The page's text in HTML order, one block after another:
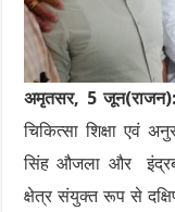
अमृतसर, 5 जून(राजन):
चिकित्सा शिक्षा एवं
सिंह औजला और
क्षेत्र संयुक्त रूप से